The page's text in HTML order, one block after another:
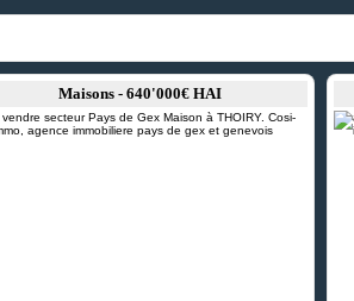
Maisons - 640'000€ HAI